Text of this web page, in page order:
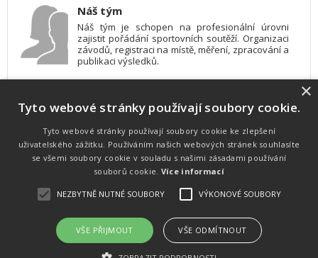
Náš tým
Náš tým je schopen na profesionální úrovni
zajistit pořádání sportovních soutěží. Organizaci
závodů, registraci na místě, měření, zpracování a
publikaci výsledků.
Pro měření, zpracování a publikaci výsledků
používáme software vyvinutý na zakázku. Lze
online publikovat výsledky komentátorovi na
obrazovky a s nepatrným zpožděním na
webových stránkách.
souhlasu zakázáno.
Zabýváme se časomírou, výsledkovým servisem na různých malých i velkých sportovních
akcích a také přímo pořádáním sportovních akcí.
×
Tyto webové stránky používají soubory cookie.
Tyto webové stránky používají soubory cookie ke zlepšení
uživatelského zážitku. Používáním našich webových stránek souhlasíte
se všemi soubory cookie v souladu s našimi zásadami používání
souborů cookie. Více informací
NEZBYTNĚ NUTNÉ SOUBORY VÝKONOVÉ SOUBORY
VŠE PŘIJMOUT VŠE ODMÍTNOUT